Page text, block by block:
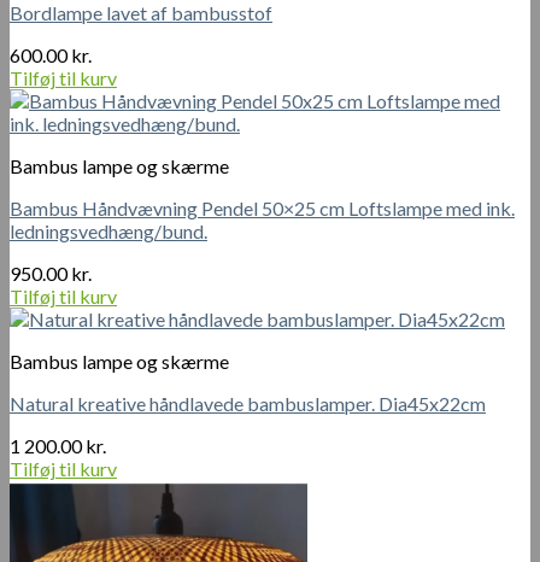
Bordlampe lavet af bambusstof
600.00kr.
Tilføj til kurv
Bambus lampe og skærme
Bambus Håndvævning Pendel 50×25 cm Loftslampe med ink.
ledningsvedhæng/bund.
950.00kr.
Tilføj til kurv
Bambus lampe og skærme
Natural kreative håndlavede bambuslamper. Dia45x22cm
1 200.00kr.
Tilføj til kurv